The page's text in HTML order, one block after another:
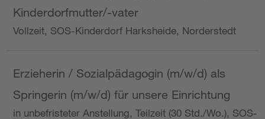
Kinderdorfmutter/-vater
Vollzeit, SOS-Kinderdorf Harksheide, Norderstedt
Erzieherin / Sozialpädagogin (m/w/d) als
Springerin (m/w/d) für unsere Einrichtung
in unbefristeter Anstellung, Teilzeit (30 Std./Wo.), SOS-